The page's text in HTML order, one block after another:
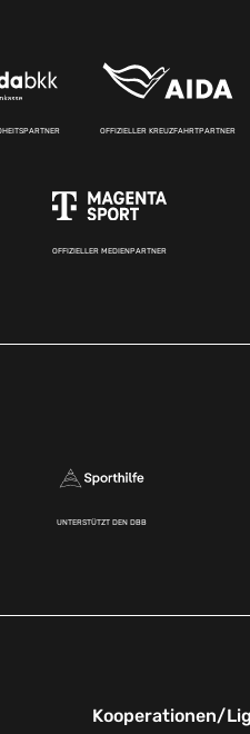
OFFIZIELLER KREUZFAHRTPARTNER
OFFIZIELLER MEDIENPARTNER
UNTERSTÜTZT DEN DBB
Kooperationen/